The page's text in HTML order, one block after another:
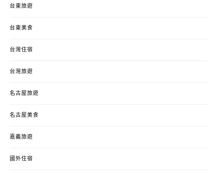
台東旅遊
台東美食
台灣住宿
台灣旅遊
名古屋旅遊
名古屋美食
嘉義旅遊
國外住宿